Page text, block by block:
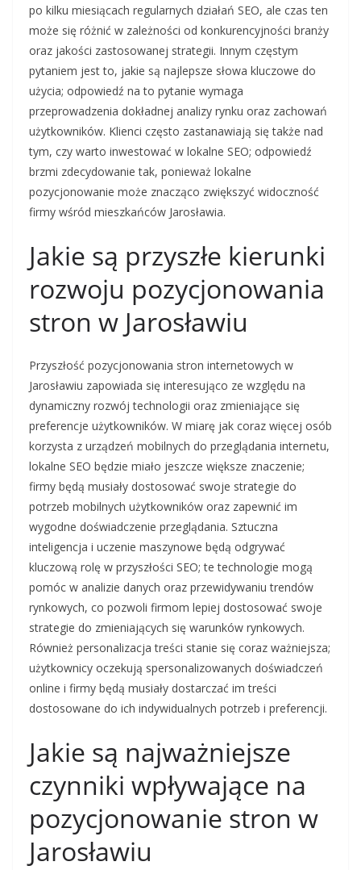
po kilku miesiącach regularnych działań SEO, ale czas ten
może się różnić w zależności od konkurencyjności branży
oraz jakości zastosowanej strategii. Innym częstym
pytaniem jest to, jakie są najlepsze słowa kluczowe do
użycia; odpowiedź na to pytanie wymaga
przeprowadzenia dokładnej analizy rynku oraz zachowań
użytkowników. Klienci często zastanawiają się także nad
tym, czy warto inwestować w lokalne SEO; odpowiedź
brzmi zdecydowanie tak, ponieważ lokalne
pozycjonowanie może znacząco zwiększyć widoczność
firmy wśród mieszkańców Jarosławia.
Jakie są przyszłe kierunki
rozwoju pozycjonowania
stron w Jarosławiu
Przyszłość pozycjonowania stron internetowych w
Jarosławiu zapowiada się interesująco ze względu na
dynamiczny rozwój technologii oraz zmieniające się
preferencje użytkowników. W miarę jak coraz więcej osób
korzysta z urządzeń mobilnych do przeglądania internetu,
lokalne SEO będzie miało jeszcze większe znaczenie;
firmy będą musiały dostosować swoje strategie do
potrzeb mobilnych użytkowników oraz zapewnić im
wygodne doświadczenie przeglądania. Sztuczna
inteligencja i uczenie maszynowe będą odgrywać
kluczową rolę w przyszłości SEO; te technologie mogą
pomóc w analizie danych oraz przewidywaniu trendów
rynkowych, co pozwoli firmom lepiej dostosować swoje
strategie do zmieniających się warunków rynkowych.
Również personalizacja treści stanie się coraz ważniejsza;
użytkownicy oczekują spersonalizowanych doświadczeń
online i firmy będą musiały dostarczać im treści
dostosowane do ich indywidualnych potrzeb i preferencji.
Jakie są najważniejsze
czynniki wpływające na
pozycjonowanie stron w
Jarosławiu